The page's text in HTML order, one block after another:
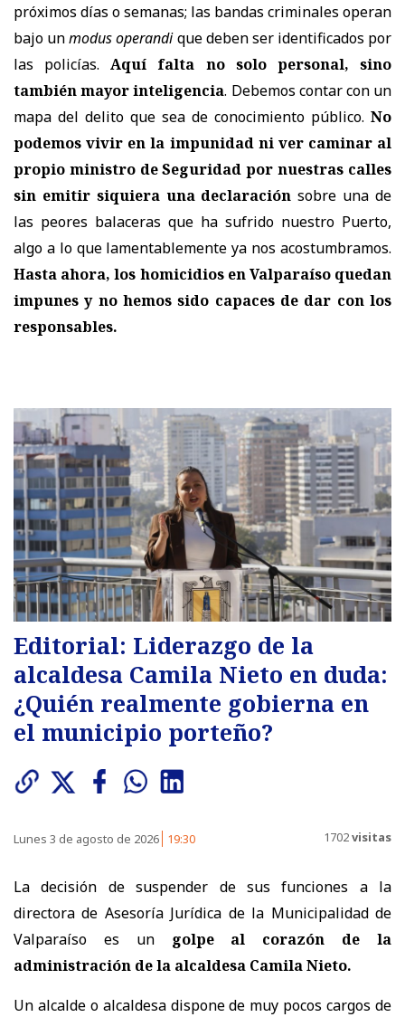
próximos días o semanas; las bandas criminales operan
bajo unmodus operandique deben ser identificados por
las policías.Aquí falta no solo personal, sino
también mayor inteligencia. Debemos contar con un
mapa del delito que sea de conocimiento público. No
podemos vivir en la impunidad ni ver caminar al
propio ministro de Seguridad por nuestras calles
sin emitir siquiera una declaración sobre una de
las peores balaceras que ha sufrido nuestro Puerto,
algo a lo que lamentablemente ya nos acostumbramos.
Hasta ahora, los homicidios en Valparaíso quedan
impunes y no hemos sido capaces de dar con los
responsables.
Editorial: Liderazgo de la
alcaldesa Camila Nieto en duda:
¿Quién realmente gobierna en
el municipio porteño?
Lunes 3 de agosto de 2026 19:30 1702visitas
La decisión de suspender de sus funciones a la
directora de Asesoría Jurídica de la Municipalidad de
Valparaíso es un golpe al corazón de la
administración de la alcaldesa Camila Nieto.
Un alcalde o alcaldesa dispone de muy pocos cargos de